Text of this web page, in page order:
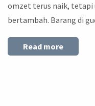
omzet terus naik, tetapi
bertambah. Barang di
Read more